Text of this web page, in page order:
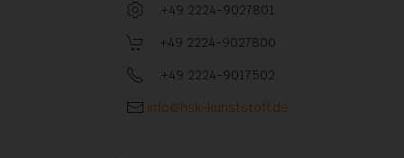
+49 2224-9027801
+49 2224-9027800
+49 2224-9017502
info@hsk-kunststoff.de